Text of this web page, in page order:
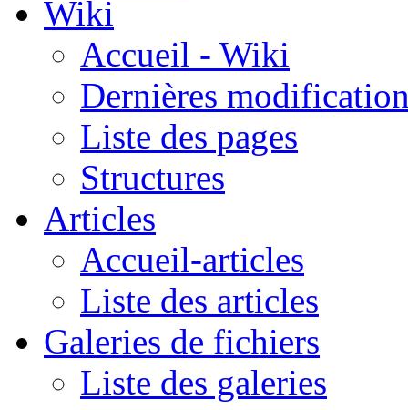
Wiki
Accueil - Wiki
Dernières
Liste des pages
Structures
Articles
Accueil-articles
Liste des articles
Galeries de fichiers
Liste des galeries